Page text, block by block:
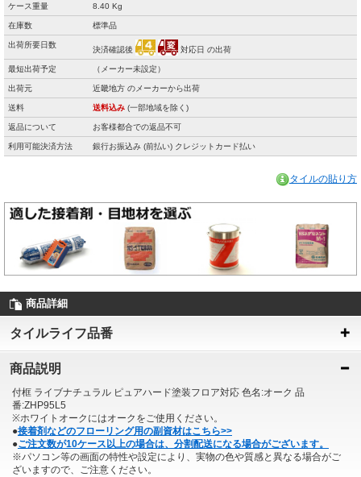
ケース重量 8.40 Kg
在庫数 標準品
出荷所要日数
決済確認後 対応日 の出荷
最短出荷予定 （メーカー未設定）
出荷元 近畿地方 のメーカーから出荷
送料 送料込み (一部地域を除く)
返品について お客様都合での返品不可
利用可能決済方法 銀行お振込み (前払い) クレジットカード払い
タイルの貼り方
商品詳細
タイルライフ品番
商品説明
付框 ライブナチュラル ピュアハード塗装フロア対応 色名:オーク 品
番:ZHP95L5
※ホワイトオークにはオークをご使用ください。
●接着剤などのフローリング用の副資材はこちら>>
●ご注文数が10ケース以上の場合は、分割配送になる場合がございます。
※パソコン等の画面の特性や設定により、実物の色や質感と異なる場合がご
ざいますので、ご注意ください。